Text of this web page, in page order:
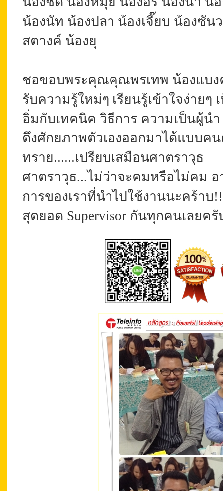
น้องนัท น้องปลา น้องเจี๊ยบ น้องซัน
สตางค์ น้องยุ
ชอขอบพระคุณคุณพรเทพ น้องแบง
รับความรู้ใหม่ๆ เรียนรู้เข้าใจง่าย
อิ่มกับเทคนิค วิธีการ ความเป็นผู้น
ดึงศักยภาพตัวเองออกมาได้แบบค
ทราย......เปรียบเสมือนศาตราวุธ
ศาตราวุธ...ไม่ว่าจะคมหรือไม่คม
การของเราที่นำไปใช้งานนะคร้าบ
สุดยอด Supervisor กันทุกคนเลยค